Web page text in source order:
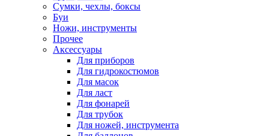
Сумки, чехлы, боксы
Буи
Ножи, инструменты
Прочее
Аксессуары
Для приборов
Для гидрокостюмов
Для масок
Для ласт
Для фонарей
Для трубок
Для ножей, инструмента